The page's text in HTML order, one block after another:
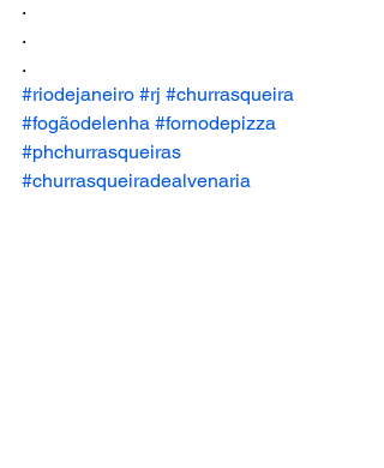
.
.
.
#riodejaneiro #rj #churrasqueira
#fogãodelenha #fornodepizza
#phchurrasqueiras
#churrasqueiradealvenaria